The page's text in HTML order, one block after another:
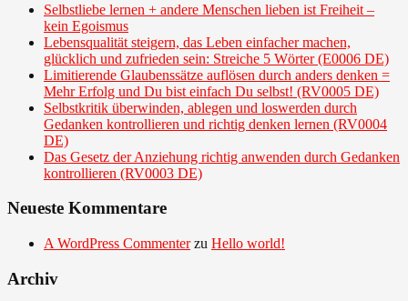
Selbstliebe lernen + andere Menschen lieben ist Freiheit –
kein Egoismus
Lebensqualität steigern, das Leben einfacher machen,
glücklich und zufrieden sein: Streiche 5 Wörter (E0006 DE)
Limitierende Glaubenssätze auflösen durch anders denken =
Mehr Erfolg und Du bist einfach Du selbst! (RV0005 DE)
Selbstkritik überwinden, ablegen und loswerden durch
Gedanken kontrollieren und richtig denken lernen (RV0004
DE)
Das Gesetz der Anziehung richtig anwenden durch Gedanken
kontrollieren (RV0003 DE)
Neueste Kommentare
A WordPress Commenterzu Hello world!
Archiv